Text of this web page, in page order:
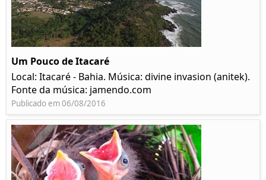
Um Pouco de Itacaré
Local: Itacaré - Bahia. Música: divine invasion (anitek).
Fonte da música: jamendo.com
Publicado em 06/08/2016